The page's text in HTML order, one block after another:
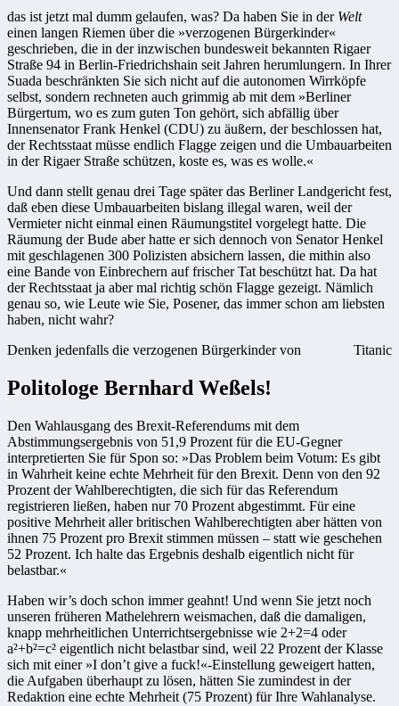
das ist jetzt mal dumm gelaufen, was? Da haben Sie in der Welt
einen langen Riemen über die »verzogenen Bürgerkinder«
geschrieben, die in der inzwischen bundesweit bekannten Rigaer
Straße 94 in Berlin-Friedrichshain seit Jahren herumlungern. In Ihrer
Suada beschränkten Sie sich nicht auf die autonomen Wirrköpfe
selbst, sondern rechneten auch grimmig ab mit dem »Berliner
Bürgertum, wo es zum guten Ton gehört, sich abfällig über
Innensenator Frank Henkel (CDU) zu äußern, der beschlossen hat,
der Rechtsstaat müsse endlich Flagge zeigen und die Umbauarbeiten
in der Rigaer Straße schützen, koste es, was es wolle.«
Und dann stellt genau drei Tage später das Berliner Landgericht fest,
daß eben diese Umbauarbeiten bislang illegal waren, weil der
Vermieter nicht einmal einen Räumungstitel vorgelegt hatte. Die
Räumung der Bude aber hatte er sich dennoch von Senator Henkel
mit geschlagenen 300 Polizisten absichern lassen, die mithin also
eine Bande von Einbrechern auf frischer Tat beschützt hat. Da hat
der Rechtsstaat ja aber mal richtig schön Flagge gezeigt. Nämlich
genau so, wie Leute wie Sie, Posener, das immer schon am liebsten
haben, nicht wahr?
Denken jedenfalls die verzogenen Bürgerkinder von
Titanic
Politologe Bernhard Weßels!
Den Wahlausgang des Brexit-Referendums mit dem
Abstimmungsergebnis von 51,9 Prozent für die EU-Gegner
interpretierten Sie für Spon so: »Das Problem beim Votum: Es gibt
in Wahrheit keine echte Mehrheit für den Brexit. Denn von den 92
Prozent der Wahlberechtigten, die sich für das Referendum
registrieren ließen, haben nur 70 Prozent abgestimmt. Für eine
positive Mehrheit aller britischen Wahlberechtigten aber hätten von
ihnen 75 Prozent pro Brexit stimmen müssen – statt wie geschehen
52 Prozent. Ich halte das Ergebnis deshalb eigentlich nicht für
belastbar.«
Haben wir’s doch schon immer geahnt! Und wenn Sie jetzt noch
unseren früheren Mathelehrern weismachen, daß die damaligen,
knapp mehrheitlichen Unterrichtsergebnisse wie 2+2=4 oder
a²+b²=c² eigentlich nicht belastbar sind, weil 22 Prozent der Klasse
sich mit einer »I don’t give a fuck!«-Einstellung geweigert hatten,
die Aufgaben überhaupt zu lösen, hätten Sie zumindest in der
Redaktion eine echte Mehrheit (75 Prozent) für Ihre Wahlanalyse.